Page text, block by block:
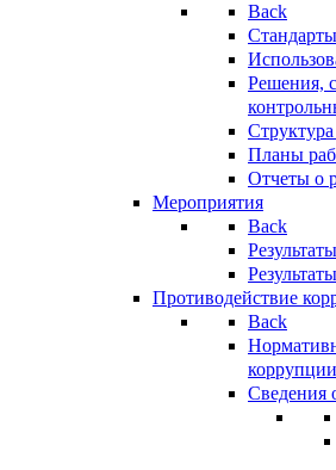
Back
Решения,
Планы
Отчеты о
Мероприятия
Back
Противодействие
Back
коррупции
Сведения